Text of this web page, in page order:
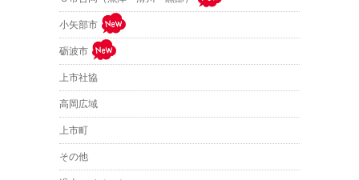
小矢部市
砺波市
上市社協
高岡広域
上市町
その他